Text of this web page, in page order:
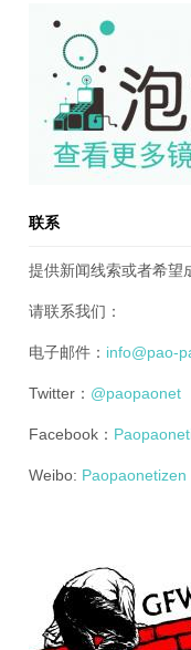
pao-pao-banner-
联系
提供新闻线索或者希望
请联系我们：
电子邮件： info@pao-
Twitter： @paopaonet
Facebook：
Weibo: Paopaonetizen
gfw_blog_small.jpg